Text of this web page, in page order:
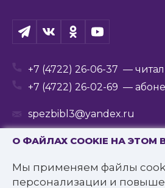
О ФАЙЛАХ COOKIE НА ЭТОМ
Мы применяем файлы
персонализации и
+7 (4722) 26-06-37 —
+7 (4722) 26-02-69 —
spezbibl3@yandex.ru
© 2016—2022